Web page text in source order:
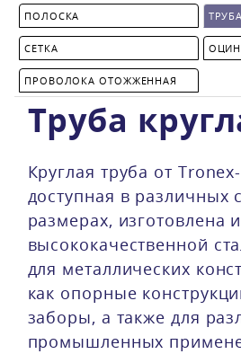
ПОЛОСКА
СЕТКА
ПРОВОЛОКА ОТОЖЖЕННАЯ
Труба
Круглая труба от
доступная в различных
размерах, изготовлена
высококачественной
для металлических
как опорные
заборы, а также для
промышленных